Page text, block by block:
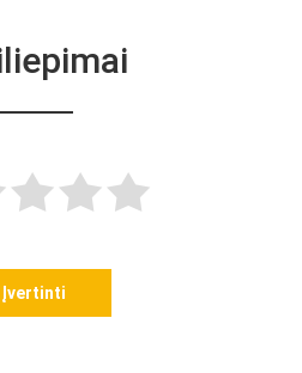
Įvertinti